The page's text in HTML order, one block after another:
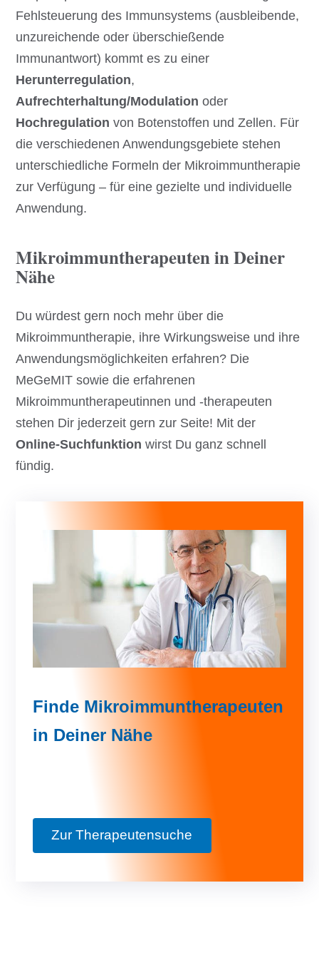
Fehlsteuerung des Immunsystems (ausbleibende,
unzureichende oder überschießende
Immunantwort) kommt es zu einer
Herunterregulation,
Aufrechterhaltung/Modulation oder
Hochregulation von Botenstoffen und Zellen. Für
die verschiedenen Anwendungsgebiete stehen
unterschiedliche Formeln der Mikroimmuntherapie
zur Verfügung – für eine gezielte und individuelle
Anwendung.
Mikroimmuntherapeuten in Deiner
Nähe
Du würdest gern noch mehr über die
Mikroimmuntherapie, ihre Wirkungsweise und ihre
Anwendungsmöglichkeiten erfahren? Die
MeGeMIT sowie die erfahrenen
Mikroimmuntherapeutinnen und -therapeuten
stehen Dir jederzeit gern zur Seite! Mit der
Online-Suchfunktion wirst Du ganz schnell
fündig.
Finde Mikroimmuntherapeuten
in Deiner Nähe
Zur Therapeutensuche